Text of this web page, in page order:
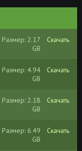
Размер: 2.17
GB
Скачать
Размер: 4.94
GB
Скачать
Размер: 2.18
GB
Скачать
Размер: 6.49
GB
Скачать